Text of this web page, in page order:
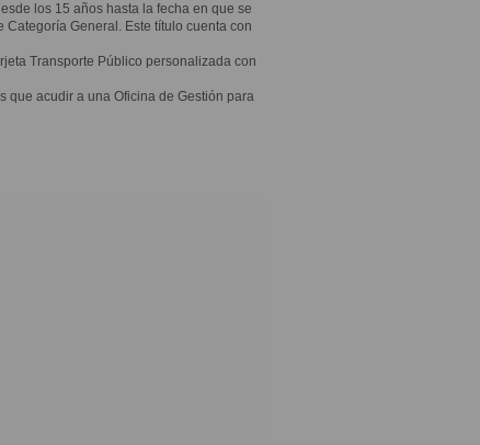
los 15 años hasta la fecha en que se
General. Este título cuenta con
Transporte Público personalizada con
que acudir a una Oficina de Gestión para